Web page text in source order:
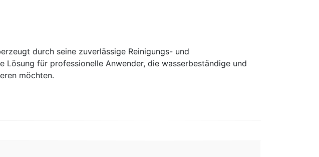
durch seine zuverlässige Reinigungs- und
für professionelle Anwender, die wasserbeständige und
möchten.